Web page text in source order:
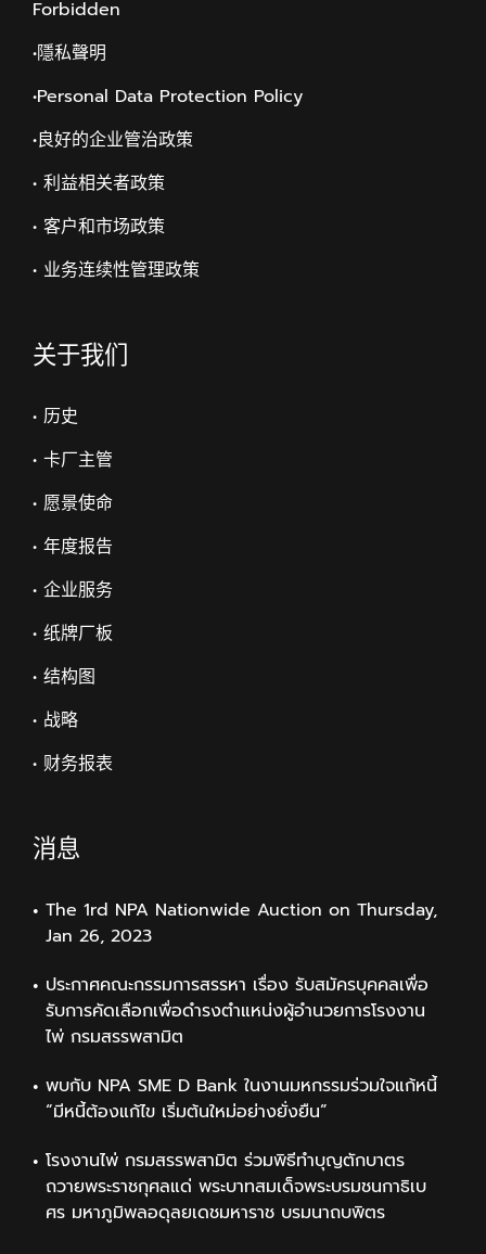
Forbidden
•隱私聲明
•Personal Data Protection Policy
•良好的企业管治政策
• 利益相关者政策
• 客户和市场政策
• 业务连续性管理政策
关于我们
• 历史
• 卡厂主管
• 愿景使命
• 年度报告
• 企业服务
• 纸牌厂板
• 结构图
• 战略
• 财务报表
消息
The 1rd NPA Nationwide Auction on Thursday,
Jan 26, 2023
ประกาศคณะกรรมการสรรหา เรื่อง รับสมัครบุคคลเพื่อ
รับการคัดเลือกเพื่อดำรงตำแหน่งผู้อำนวยการโรงงาน
ไพ่ กรมสรรพสามิต
พบกับ NPA SME D Bank ในงานมหกรรมร่วมใจแก้หนี้
“มีหนี้ต้องแก้ไข เริ่มต้นใหม่อย่างยั่งยืน”
โรงงานไพ่ กรมสรรพสามิต ร่วมพิธีทำบุญตักบาตร
ถวายพระราชกุศลแด่ พระบาทสมเด็จพระบรมชนกาธิเบ
ศร มหาภูมิพลอดุลยเดชมหาราช บรมนาถบพิตร